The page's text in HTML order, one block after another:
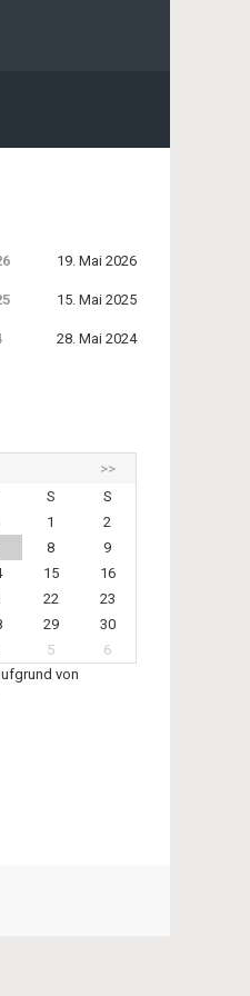
19. Mai 2026
15. Mai 2025
28. Mai 2024
>>
S
S
1
2
8
9
15
16
22
23
29
30
5
6
von